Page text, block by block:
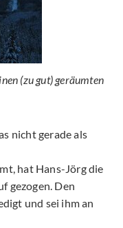
(zu gut) geräumten
nicht gerade als
hat Hans-Jörg die
gezogen. Den
und sei ihm an